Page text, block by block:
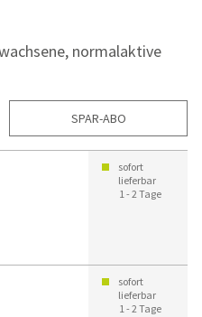
normalaktive
SPAR-ABO
sofort
lieferbar
1 - 2 Tage
sofort
lieferbar
1 - 2 Tage